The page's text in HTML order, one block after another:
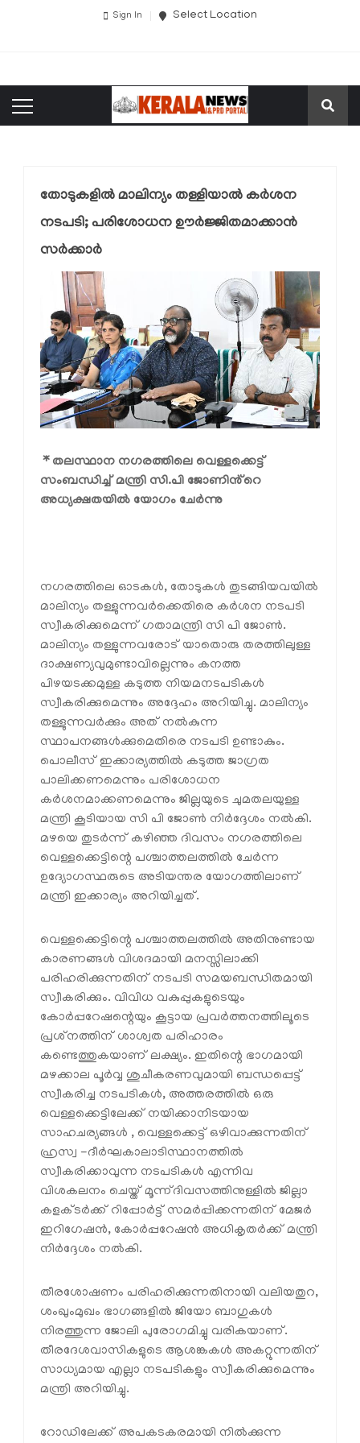
Sign In Select Location
തോടുകളിൽ മാലിന്യം തള്ളിയാൽ കർശന
നടപടി; പരിശോധന ഊർജ്ജിതമാക്കാൻ
സർക്കാർ
* തലസ്ഥാന നഗരത്തിലെ വെള്ളക്കെട്ട്
സംബന്ധിച്ച് മന്ത്രി സി.പി ജോണിൻ്റെ
അധ്യക്ഷതയിൽ യോഗം ചേർന്നു
നഗരത്തിലെ ഓടകൾ, തോടുകൾ തുടങ്ങിയവയിൽ
മാലിന്യം തള്ളുന്നവർക്കെതിരെ കർശന നടപടി
സ്വീകരിക്കുമെന്ന് ഗതാമന്ത്രി സി പി ജോൺ.
മാലിന്യം തള്ളുന്നവരോട് യാതൊരു തരത്തിലുള്ള
ദാക്ഷണ്യവുമുണ്ടാവില്ലെന്നും കനത്ത
പിഴയടക്കമുള്ള കടുത്ത നിയമനടപടികൾ
സ്വീകരിക്കുമെന്നും അദ്ദേഹം അറിയിച്ചു. മാലിന്യം
തള്ളുന്നവർക്കും അത് നൽകുന്ന
സ്ഥാപനങ്ങൾക്കുമെതിരെ നടപടി ഉണ്ടാകും.
പൊലീസ് ഇക്കാര്യത്തിൽ കടുത്ത ജാഗ്രത
പാലിക്കണമെന്നും പരിശോധന
കർശനമാക്കണമെന്നും ജില്ലയുടെ ചുമതലയുള്ള
മന്ത്രി കൂടിയായ സി പി ജോൺ നിർദ്ദേശം നൽകി.
മഴയെ തുടർന്ന് കഴിഞ്ഞ ദിവസം നഗരത്തിലെ
വെള്ളക്കെട്ടിന്റെ പശ്ചാത്തലത്തിൽ ചേർന്ന
ഉദ്യോഗസ്ഥരുടെ അടിയന്തര യോഗത്തിലാണ്
മന്ത്രി ഇക്കാര്യം അറിയിച്ചത്.
വെള്ളക്കെട്ടിന്റെ പശ്ചാത്തലത്തിൽ അതിനുണ്ടായ
കാരണങ്ങൾ വിശദമായി മനസ്സിലാക്കി
പരിഹരിക്കുന്നതിന് നടപടി സമയബന്ധിതമായി
സ്വീകരിക്കും. വിവിധ വകുപ്പുകളുടെയും
കോർപ്പറേഷന്റെയും കൂട്ടായ പ്രവർത്തനത്തിലൂടെ
പ്രശ്‌നത്തിന് ശാശ്വത പരിഹാരം
കണ്ടെത്തുകയാണ് ലക്ഷ്യം. ഇതിന്റെ ഭാഗമായി
മഴക്കാല പൂർവ്വ ശുചീകരണവുമായി ബന്ധപ്പെട്ട്
സ്വീകരിച്ച നടപടികൾ, അത്തരത്തിൽ ഒരു
വെള്ളക്കെട്ടിലേക്ക് നയിക്കാനിടയായ
സാഹചര്യങ്ങൾ , വെള്ളക്കെട്ട് ഒഴിവാക്കുന്നതിന്
ഹ്രസ്വ -ദീർഘകാലാടിസ്ഥാനത്തിൽ
സ്വീകരിക്കാവുന്ന നടപടികൾ എന്നിവ
വിശകലനം ചെയ്ത് മൂന്ന്ദിവസത്തിനുള്ളിൽ ജില്ലാ
കളക്ടർക്ക് റിപ്പോർട്ട് സമർപ്പിക്കന്നതിന് മേജർ
ഇറിഗേഷൻ, കോർപ്പറേഷൻ അധികൃതർക്ക് മന്ത്രി
നിർദ്ദേശം നൽകി.
തീരശോഷണം പരിഹരിക്കുന്നതിനായി വലിയതുറ,
ശംഖുംമുഖം ഭാഗങ്ങളിൽ ജിയോ ബാഗുകൾ
നിരത്തുന്ന ജോലി പുരോഗമിച്ചു വരികയാണ്.
തീരദേശവാസികളുടെ ആശങ്കകൾ അകറ്റുന്നതിന്
സാധ്യമായ എല്ലാ നടപടികളും സ്വീകരിക്കുമെന്നും
മന്ത്രി അറിയിച്ചു.
റോഡിലേക്ക് അപകടകരമായി നിൽക്കുന്ന